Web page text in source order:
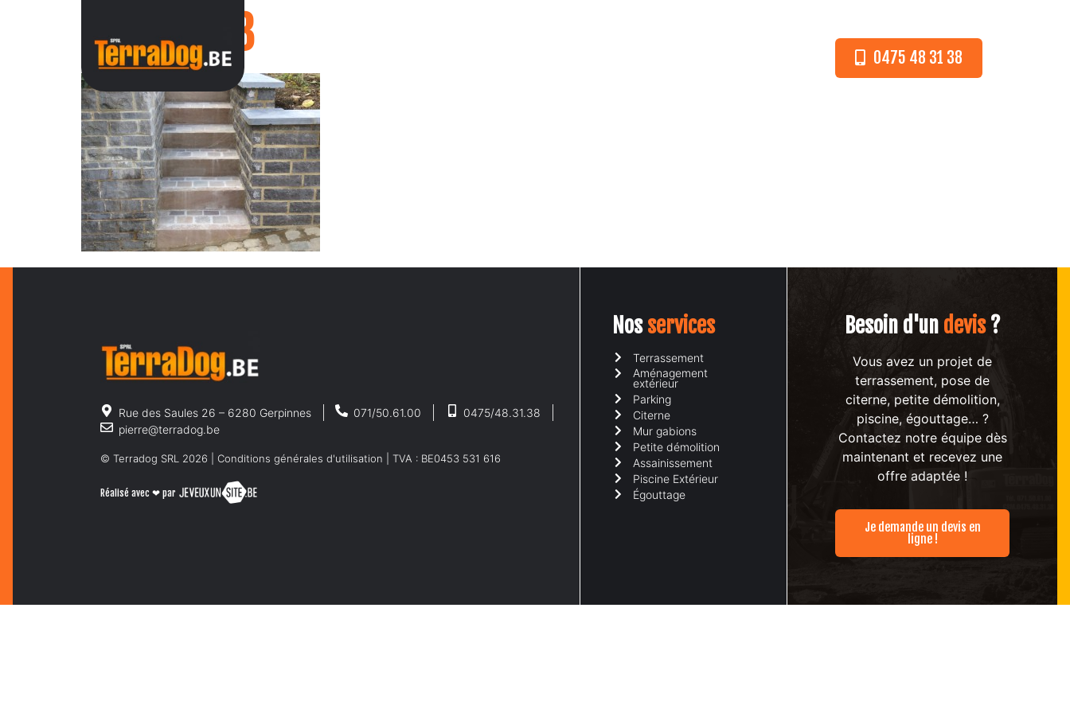
0475 48 31 38
IMG_0553
Rue des Saules 26 – 6280 Gerpinnes 071/50.61.00
0475/48.31.38
pierre@terradog.be
© Terradog SRL 2026 | Conditions générales d'utilisation | TVA : BE0453 531 616
Réalisé avec ❤ par
Nosservices
Terrassement
Aménagement
extérieur
Parking
Citerne
Mur gabions
Petite démolition
Assainissement
Piscine Extérieur
Égouttage
Besoin d'un devis?
Vous avez un projet de
terrassement, pose de
citerne, petite démolition,
piscine, égouttage… ?
Contactez notre équipe dès
maintenant et recevez une
offre adaptée !
Je demande un devis en
ligne !